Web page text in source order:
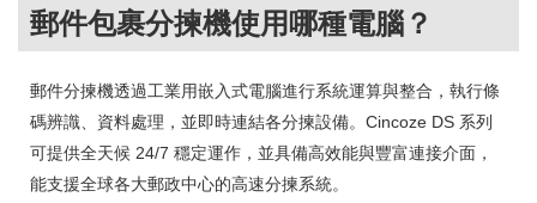
郵件包裹分揀機使用哪種電腦？
郵件分揀機透過工業用嵌入式電腦進行系統運算與整合，執行條
碼辨識、資料處理，並即時連結各分揀設備。Cincoze DS 系列
可提供全天候 24/7 穩定運作，並具備高效能與豐富連接介面，
能支援全球各大郵政中心的高速分揀系統。